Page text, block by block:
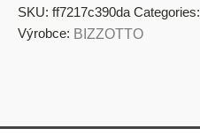
SKU: ff7217c390da Categories:
Výrobce: BIZZOTTO